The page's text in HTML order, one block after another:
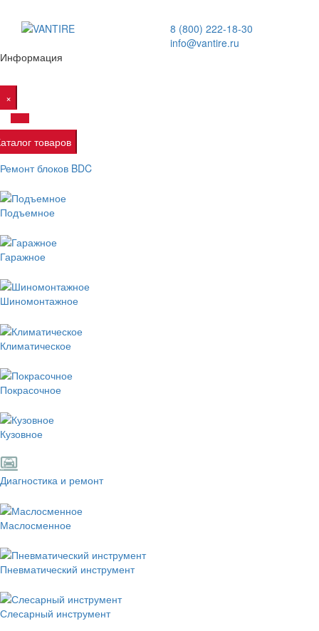
8 (800) 222-18-30
info@vantire.ru
Информация
×
товаров
Ремонт блоков BDC
Подъемное
Гаражное
Шиномонтажное
Климатическое
Покрасочное
Кузовное
Диагностика и ремонт
Маслосменное
Пневматический инструмент
Слесарный инструмент